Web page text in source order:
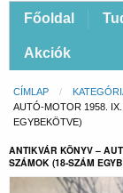
FőFőoldal
Akciók
Morzsa
CÍMLAP
CURRENT:
AUTÓ-MOTOR 1958.
EGYBEKÖTVE)
ANTIKVÁR KÖNYV –
SZÁMOK (18-SZÁM